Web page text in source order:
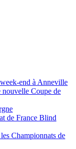
end à Anneville
nouvelle Coupe de
de France Blind
Championnats de